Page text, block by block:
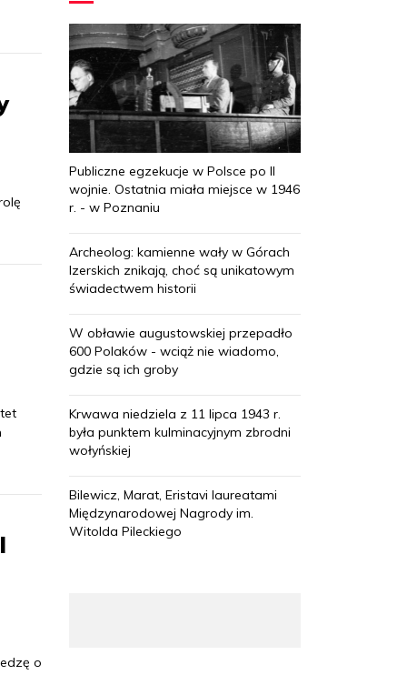
o
Publiczne egzekucje w Polsce po II
wojnie. Ostatnia miała miejsce w 1946
r. - w Poznaniu
Archeolog: kamienne wały w Górach
Izerskich znikają, choć są unikatowym
świadectwem historii
W obławie augustowskiej przepadło
600 Polaków - wciąż nie wiadomo,
gdzie są ich groby
Krwawa niedziela z 11 lipca 1943 r.
była punktem kulminacyjnym zbrodni
wołyńskiej
Bilewicz, Marat, Eristavi laureatami
Międzynarodowej Nagrody im.
Witolda Pileckiego